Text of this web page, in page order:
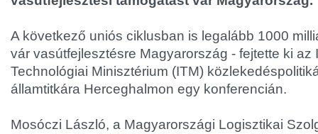
A következő uniós ciklusban is legalább 1000
vár vasútfejlesztésre Magyarország - fejtette ki az
Technológiai Minisztérium (ITM)
államtitkára Herceghalmon egy konferencián.
Mosóczi László, a Magyarországi Logisztikai